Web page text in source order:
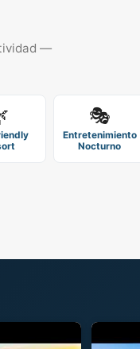
—
🎭
Entretenimiento
Nocturno